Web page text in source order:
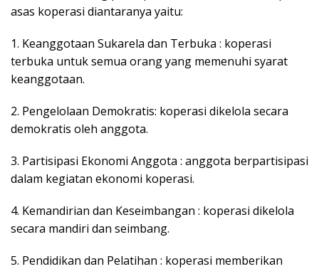
asas koperasi diantaranya yaitu:
1. Keanggotaan Sukarela dan Terbuka : koperasi
terbuka untuk semua orang yang memenuhi syarat
keanggotaan.
2. Pengelolaan Demokratis: koperasi dikelola secara
demokratis oleh anggota.
3. Partisipasi Ekonomi Anggota : anggota berpartisipasi
dalam kegiatan ekonomi koperasi.
4. Kemandirian dan Keseimbangan : koperasi dikelola
secara mandiri dan seimbang.
5. Pendidikan dan Pelatihan : koperasi memberikan